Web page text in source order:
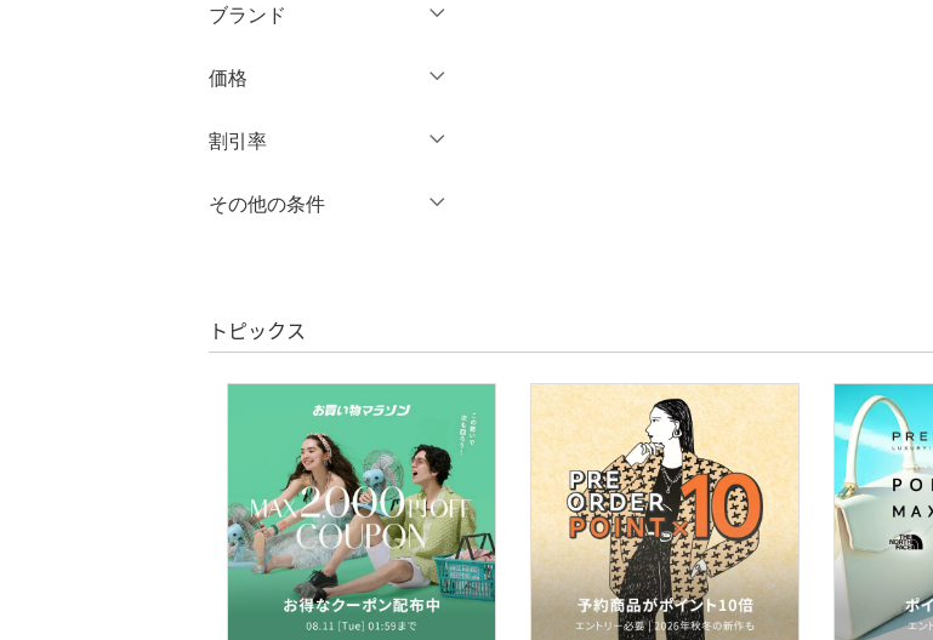
ワンピース・ドレス
スカート
オールインワン・オーバ
バッグ
インナー・ルームウェア
靴下・レッグウェア
ファッション雑貨
アクセサリー・腕時計
財布・ポーチ・ケース
クリア
ブランド
価格
絞り込み
割引率
％OFF～ ％OFF
その他の条件
クリア 絞り込み
トピックス